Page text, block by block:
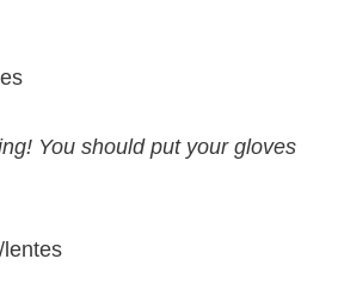
You should put your gloves
lentes